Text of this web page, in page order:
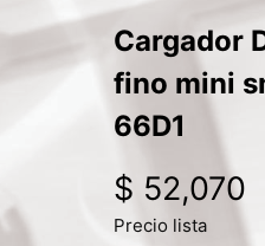
Cargador
fino mini
66D1
$ 52,070
Precio lista